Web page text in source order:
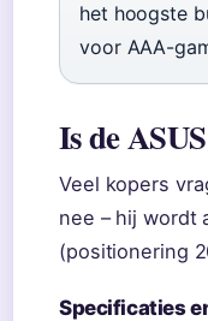
het hoogste
voor AAA-
Is de
Veel kopers
nee – hij wordt
(positionering
Specificaties